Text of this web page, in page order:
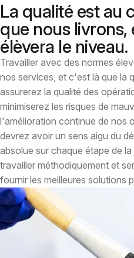
La qualité est
que nous
élèvera le niveau.
Travailler avec des normes
nos services, et c'est là que la
assurerez la qualité des
minimiserez les risques de
l'amélioration continue de nos
devrez avoir un sens aigu du
absolue sur chaque étape de
travailler méthodiquement et
fournir les meilleures solutions